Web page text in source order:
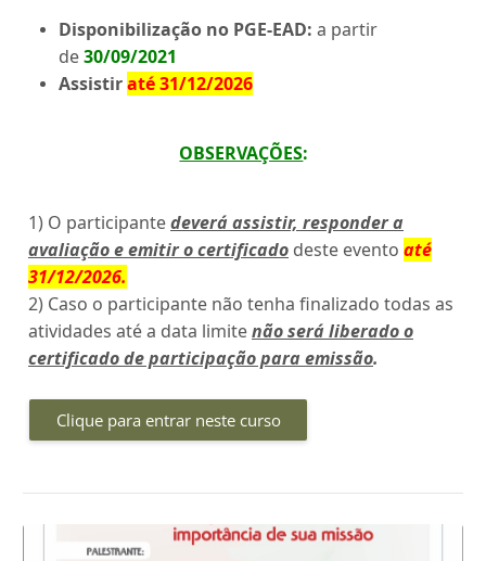
Disponibilização no PGE-EAD: a partir
de30/09/2021
Assistiraté 31/12/2026
OBSERVAÇÕES:
1) O participantedeverá assistir, responder a
avaliação e emitir o certificado deste evento até
31/12/2026.
2) Caso o participante não tenha finalizado todas as
atividades até a data limitenão será liberado o
certificado de participação para emissão.
Clique para entrar neste curso